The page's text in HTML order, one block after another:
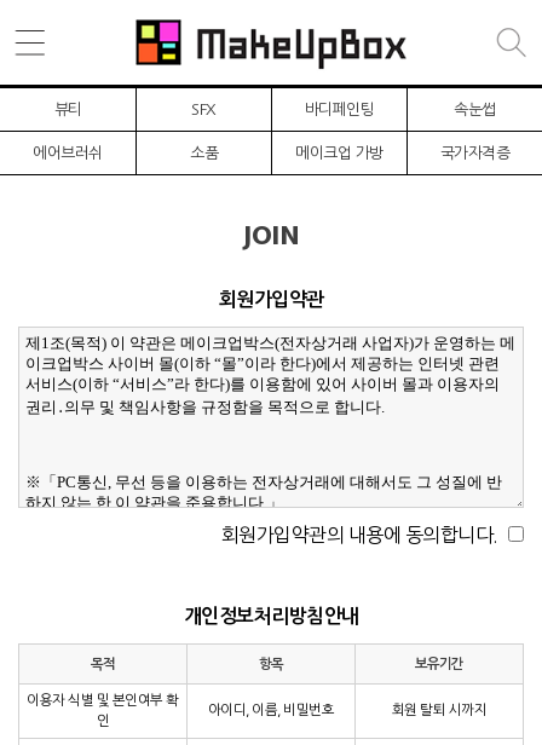
뷰티 SFX 바디페인팅 속눈썹
에어브러쉬 소품 메이크업 가방 국가자격증
JOIN
회원가입약관
회원가입약관의 내용에 동의합니다.
개인정보처리방침안내
목적 항목 보유기간
이용자 식별 및 본인여부 확
인
아이디, 이름, 비밀번호 회원 탈퇴 시까지